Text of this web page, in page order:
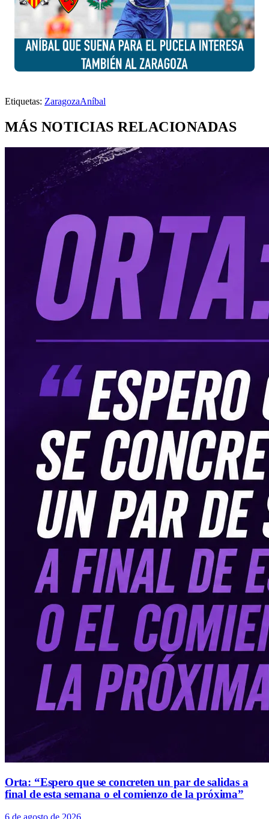
Etiquetas: ZaragozaAníbal
MÁS NOTICIAS RELACIONADAS
Orta: “Espero que se concreten un par de salidas a
final de esta semana o el comienzo de la próxima”
6 de agosto de 2026